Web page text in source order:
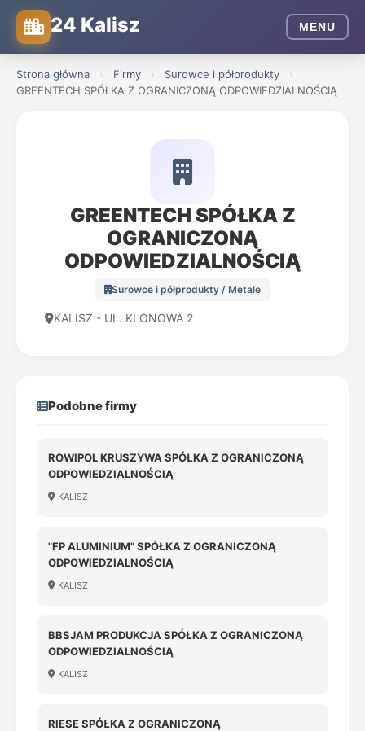
24 Kalisz MENU
Strona główna › Firmy › Surowce i półprodukty
›
GREENTECH SPÓŁKA Z OGRANICZONĄ ODPOWIEDZIALNOŚCIĄ
GREENTECH SPÓŁKA Z
OGRANICZONĄ
ODPOWIEDZIALNOŚCIĄ
Surowce i półprodukty / Metale
KALISZ - UL. KLONOWA 2
Podobne firmy
ROWIPOL KRUSZYWA SPÓŁKA Z OGRANICZONĄ
ODPOWIEDZIALNOŚCIĄ
KALISZ
"FP ALUMINIUM" SPÓŁKA Z OGRANICZONĄ
ODPOWIEDZIALNOŚCIĄ
KALISZ
BBSJAM PRODUKCJA SPÓŁKA Z OGRANICZONĄ
ODPOWIEDZIALNOŚCIĄ
KALISZ
RIESE SPÓŁKA Z OGRANICZONĄ